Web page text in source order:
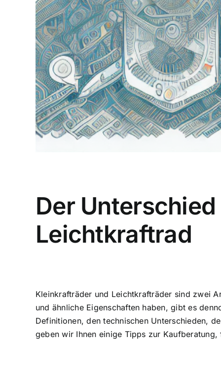
Der
Leichtkraftrad
Kleinkrafträder und Leichtkrafträder sind zwei
und ähnliche Eigenschaften haben, gibt es
Definitionen, den technischen Unterschieden,
geben wir Ihnen einige Tipps zur